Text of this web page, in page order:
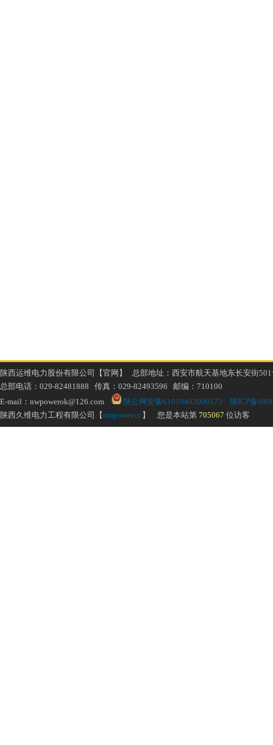
陕西运维电力股份有限公司【官网】 总部地址：西安市航天基地东长安街
总部电话：029-82481888 传真：029-82493596 邮编：710100
E-mail：nwpowerok@126.com
陕公网安备61019402000173
陕ICP备
陕西久维电力工程有限公司【ompower.cc 】 您是本站第 705067 位访客